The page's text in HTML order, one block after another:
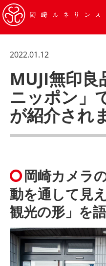
2022.01.12
MUJI無印
ニッポン」
が紹介され
岡崎カメラ
動を通して見
観光の形」を